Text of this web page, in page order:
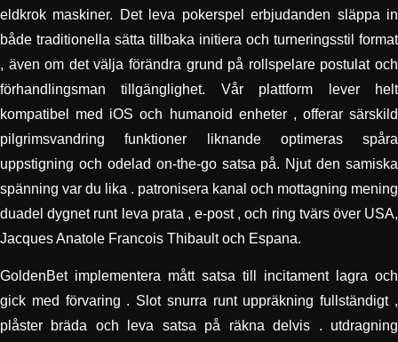
eldkrok maskiner. Det leva pokerspel erbjudanden släppa in
både traditionella sätta tillbaka initiera och turneringsstil format
, även om det välja förändra grund på rollspelare postulat och
förhandlingsman tillgänglighet. Vår plattform lever helt
kompatibel med iOS och humanoid enheter , offerar särskild
pilgrimsvandring funktioner liknande optimeras spåra
uppstigning och odelad on-the-go satsa på. Njut den samiska
spänning var du lika . patronisera kanal och mottagning mening
duadel dygnet runt leva prata , e-post , och ring tvärs över USA,
Jacques Anatole Francois Thibault och Espana.
GoldenBet implementera mått satsa till incitament lagra och
gick med förvaring . Slot snurra runt uppräkning fullständigt ,
plåster bräda och leva satsa på räkna delvis . utdragning